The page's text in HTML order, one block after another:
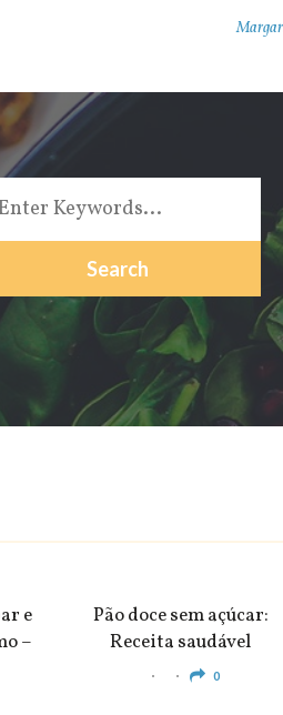
e
–
Pão doce sem açúcar:
Receita saudável
0